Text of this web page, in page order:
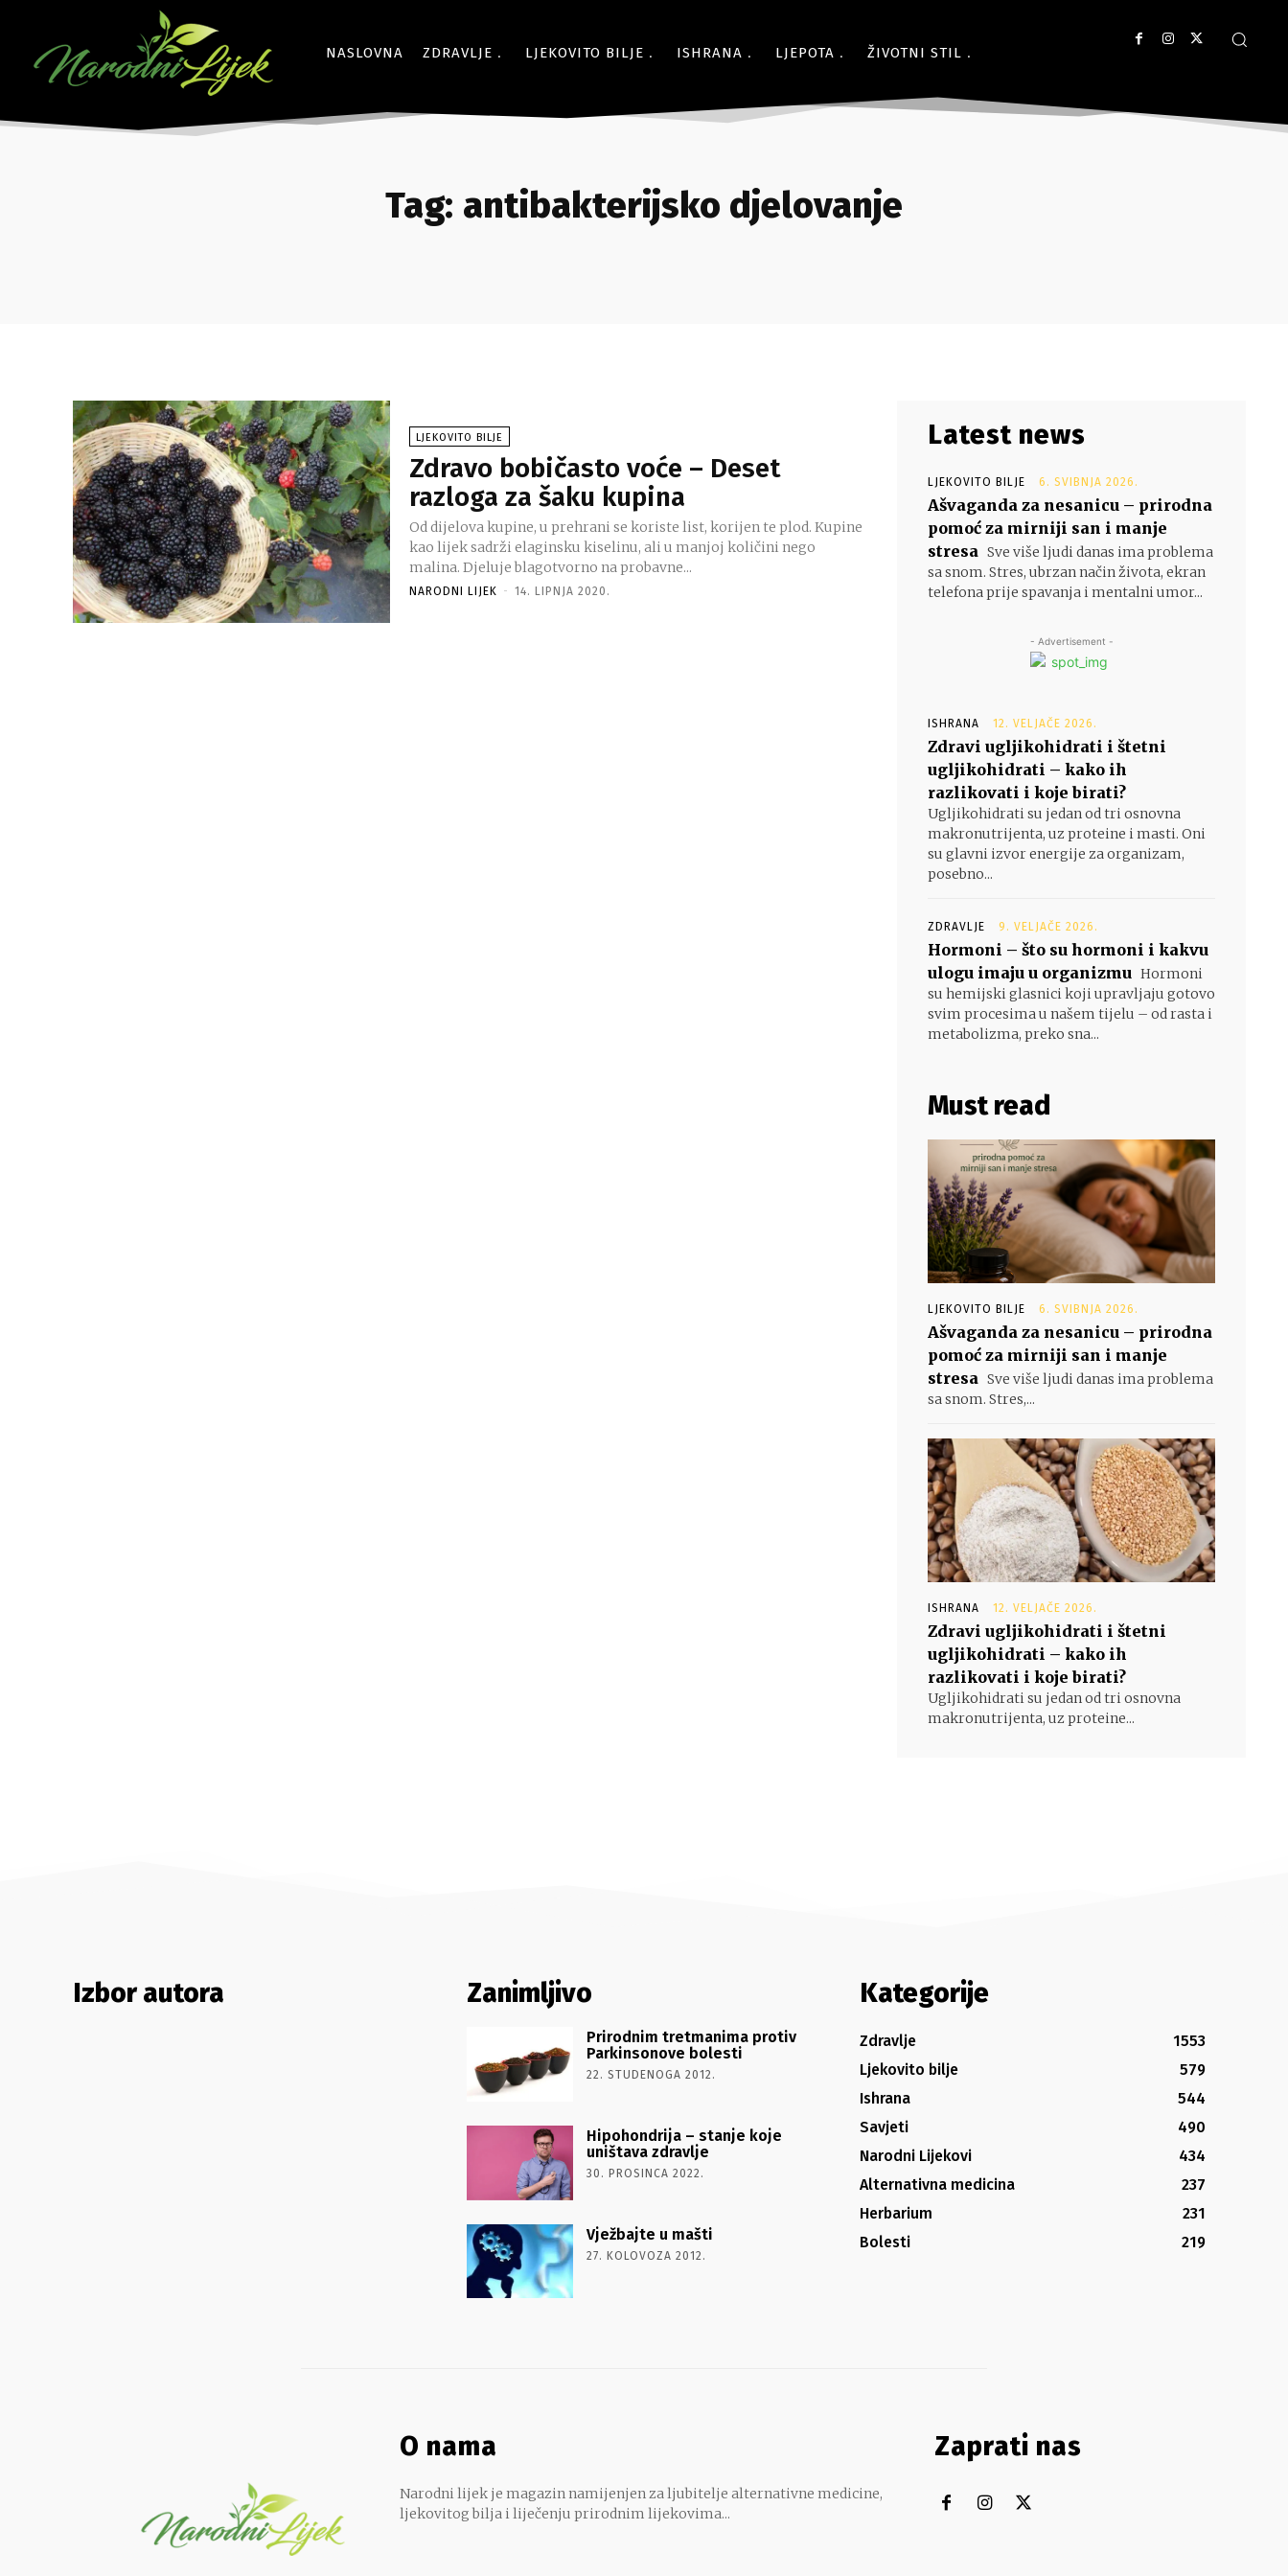
NASLOVNA ZDRAVLJE LJEKOVITO BILJE ISHRANA LJEPOTA ŽIVOTNI STIL
Tag: antibakterijsko djelovanje
LJEKOVITO BILJE
Zdravo bobičasto voće – Deset
razloga za šaku kupina
Od dijelova kupine, u prehrani se koriste list, korijen te plod. Kupine
kao lijek sadrži elaginsku kiselinu, ali u manjoj količini nego
malina. Djeluje blagotvorno na probavne...
NARODNI LIJEK - 14. LIPNJA 2020.
Latest news
LJEKOVITO BILJE 6. SVIBNJA 2026.
Ašvaganda za nesanicu – prirodna
pomoć za mirniji san i manje
stresa Sve više ljudi danas ima problema
sa snom. Stres, ubrzan način života, ekran
telefona prije spavanja i mentalni umor...
- Advertisement -
ISHRANA 12. VELJAČE 2026.
Zdravi ugljikohidrati i štetni
ugljikohidrati – kako ih
razlikovati i koje birati?
Ugljikohidrati su jedan od tri osnovna
makronutrijenta, uz proteine i masti. Oni
su glavni izvor energije za organizam,
posebno...
ZDRAVLJE 9. VELJAČE 2026.
Hormoni – što su hormoni i kakvu
ulogu imaju u organizmu Hormoni
su hemijski glasnici koji upravljaju gotovo
svim procesima u našem tijelu – od rasta i
metabolizma, preko sna...
Must read
LJEKOVITO BILJE 6. SVIBNJA 2026.
Ašvaganda za nesanicu – prirodna
pomoć za mirniji san i manje
stresa Sve više ljudi danas ima problema
sa snom. Stres,...
ISHRANA 12. VELJAČE 2026.
Zdravi ugljikohidrati i štetni
ugljikohidrati – kako ih
razlikovati i koje birati?
Ugljikohidrati su jedan od tri osnovna
makronutrijenta, uz proteine...
Izbor autora Zanimljivo
Prirodnim tretmanima protiv
Parkinsonove bolesti
22. STUDENOGA 2012.
Hipohondrija – stanje koje
uništava zdravlje
30. PROSINCA 2022.
Vježbajte u mašti
27. KOLOVOZA 2012.
Kategorije
Zdravlje
1553
Ljekovito bilje
579
Ishrana
544
Savjeti
490
Narodni Lijekovi
434
Alternativna medicina
237
Herbarium
231
Bolesti
219
O nama
Narodni lijek je magazin namijenjen za ljubitelje alternativne medicine,
ljekovitog bilja i liječenju prirodnim lijekovima...
Zaprati nas